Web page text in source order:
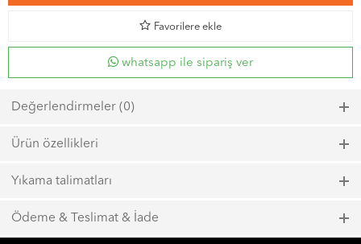
d Favorilere ekle
whatsapp ile sipariş ver
Değerlendirmeler (0)
Ürün özellikleri
Yıkama talimatları
Maks. 40ºC sıcaklıkta kısa zamanlı sıkma ile yıkayın.
Çamaşır suyu kullanmayın.
Ödeme & Teslimat & İade